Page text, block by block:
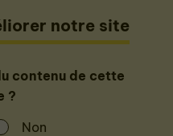
notre site
contenu de cette
?
Non